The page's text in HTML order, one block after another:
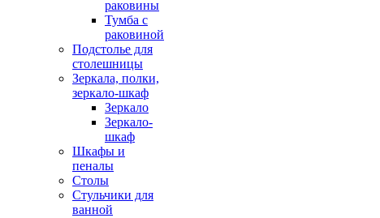
раковины
Тумба с
раковиной
Подстолье для
столешницы
Зеркала, полки,
зеркало-шкаф
Зеркало
Зеркало-
шкаф
Шкафы и
пеналы
Столы
Стульчики для
ванной